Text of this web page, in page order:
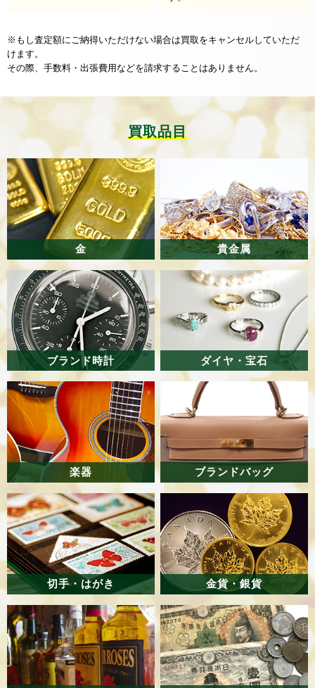
※もし査定額にご納得いただけない場合は買取をキャンセルしていただ
けます。
その際、手数料・出張費用などを請求することはありません。
買取品目
金 貴金属
ブランド時計 ダイヤ・宝石
楽器 ブランドバッグ
切手・はがき 金貨・銀貨